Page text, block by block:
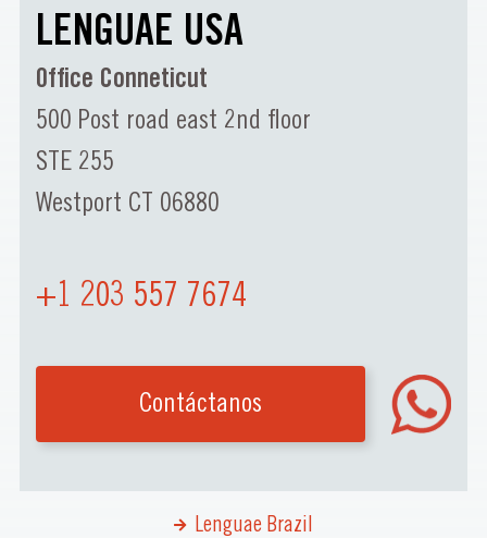
LENGUAE USA
Office Conneticut
500 Post road east 2nd floor
STE 255
Westport CT 06880
+1 203 557 7674
Contáctanos
Lenguae Brazil